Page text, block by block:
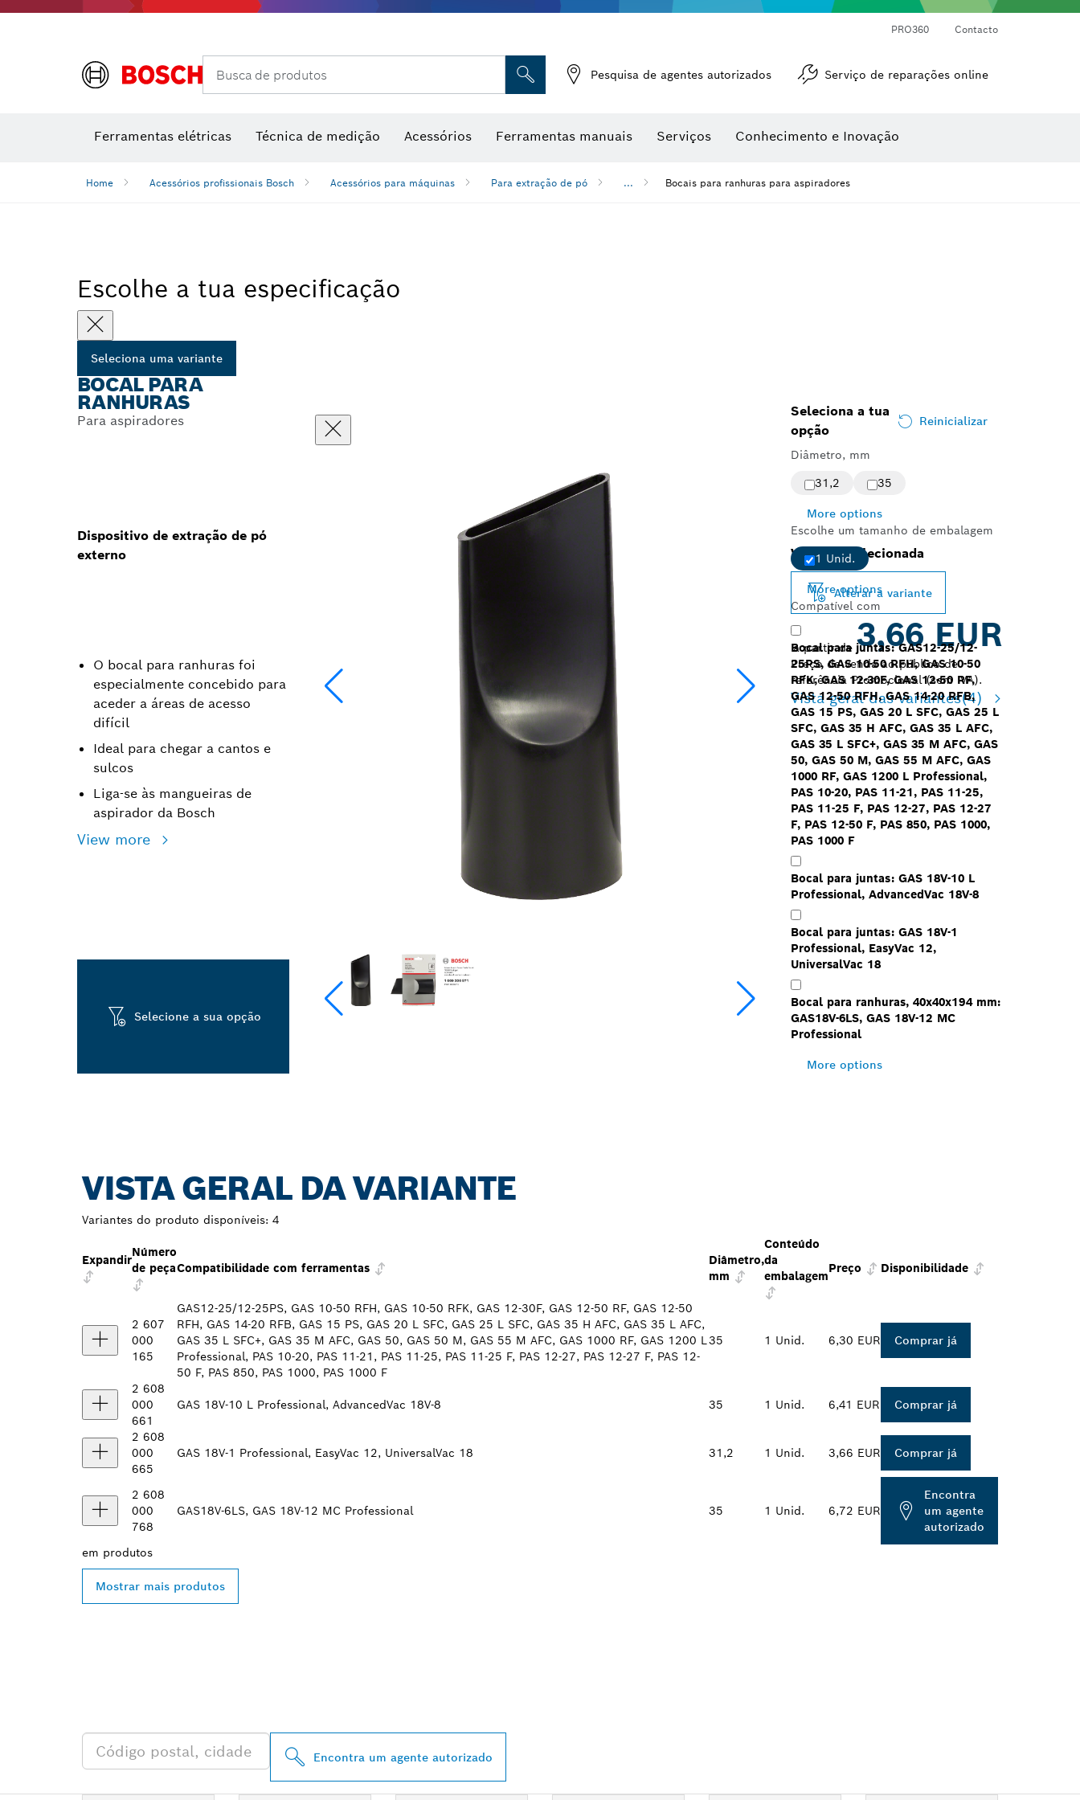
PRO360 Contacto
Busca de produtos Pesquisa de agentes autorizados Serviço de reparações online
Ferramentas elétricas Técnica de medição Acessórios Ferramentas manuais Serviços Conhecimento e Inovação
Home Acessórios profissionais Bosch Acessórios para máquinas Para extração de pó ... Bocais para ranhuras para aspiradores
Escolhe a tua especificação
Seleciona uma variante
BOCAL PARA
RANHURAS
Para aspiradores
Dispositivo de extração de pó
externo
O bocal para ranhuras foi
especialmente concebido para
aceder a áreas de acesso
difícil
Ideal para chegar a cantos e
sulcos
Liga-se às mangueiras de
aspirador da Bosch
View more
Selecione a sua opção
Seleciona a tua
opção
Reinicializar
Diâmetro, mm
31,2
35
More options
Escolhe um tamanho de embalagem
1 Unid.
More options
Compatível com
Bocal para juntas: GAS12-25/12-
25PS, GAS 10-50 RFH, GAS 10-50
RFK, GAS 12-30F, GAS 12-50 RF,
GAS 12-50 RFH, GAS 14-20 RFB,
GAS 15 PS, GAS 20 L SFC, GAS 25 L
SFC, GAS 35 H AFC, GAS 35 L AFC,
GAS 35 L SFC+, GAS 35 M AFC, GAS
50, GAS 50 M, GAS 55 M AFC, GAS
1000 RF, GAS 1200 L Professional,
PAS 10-20, PAS 11-21, PAS 11-25,
PAS 11-25 F, PAS 12-27, PAS 12-27
F, PAS 12-50 F, PAS 850, PAS 1000,
PAS 1000 F
Bocal para juntas: GAS 18V-10 L
Professional, AdvancedVac 18V-8
Bocal para juntas: GAS 18V-1
Professional, EasyVac 12,
UniversalVac 18
Bocal para ranhuras, 40x40x194 mm:
GAS18V-6LS, GAS 18V-12 MC
Professional
More options
Variante selecionada
Alterar a variante
a partir de 3,66 EUR
Preço de venda ao público de
referência Promocional (sem IVA).
Vista geral das variantes(4)
VISTA GERAL DA VARIANTE
Variantes do produto disponíveis: 4
Expandir
Número
de peçaCompatibilidade com ferramentas
Diâmetro,
mm
Conteúdo
da
embalagem
Preço Disponibilidade
2 607
000
165
GAS12-25/12-25PS, GAS 10-50 RFH, GAS 10-50 RFK, GAS 12-30F, GAS 12-50 RF, GAS 12-50
RFH, GAS 14-20 RFB, GAS 15 PS, GAS 20 L SFC, GAS 25 L SFC, GAS 35 H AFC, GAS 35 L AFC,
GAS 35 L SFC+, GAS 35 M AFC, GAS 50, GAS 50 M, GAS 55 M AFC, GAS 1000 RF, GAS 1200 L
Professional, PAS 10-20, PAS 11-21, PAS 11-25, PAS 11-25 F, PAS 12-27, PAS 12-27 F, PAS 12-
50 F, PAS 850, PAS 1000, PAS 1000 F
35 1 Unid. 6,30 EUR Comprar já
2 608
000
661
GAS 18V-10 L Professional, AdvancedVac 18V-8 35 1 Unid. 6,41 EUR Comprar já
2 608
000
665
GAS 18V-1 Professional, EasyVac 12, UniversalVac 18 31,2 1 Unid. 3,66 EUR Comprar já
2 608
000
768
GAS18V-6LS, GAS 18V-12 MC Professional 35 1 Unid. 6,72 EUR
Encontra
um agente
autorizado
em produtos
Mostrar mais produtos
Encontra um agente autorizado